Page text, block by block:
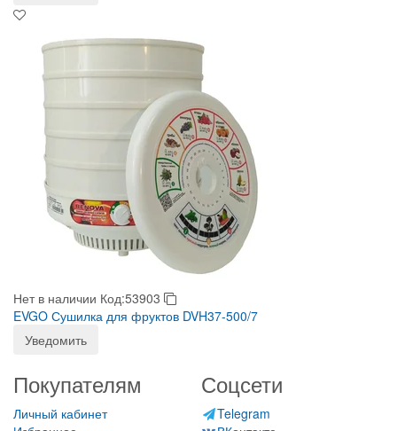
Нет в наличии Код:53903
EVGO Сушилка для фруктов DVH37-500/7
Уведомить
Покупателям
Личный кабинет
Соцсети
Telegram